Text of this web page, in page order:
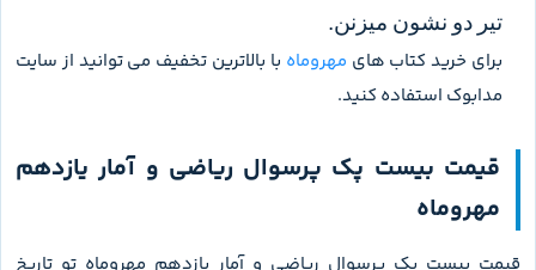
تیر دو نشون میزنن.
برای خرید کتاب های مهروماه با بالاترین تخفیف می توانید از سایت
مدابوک استفاده کنید.
قیمت بیست پک پرسوال ریاضی و آمار یازدهم
مهروماه